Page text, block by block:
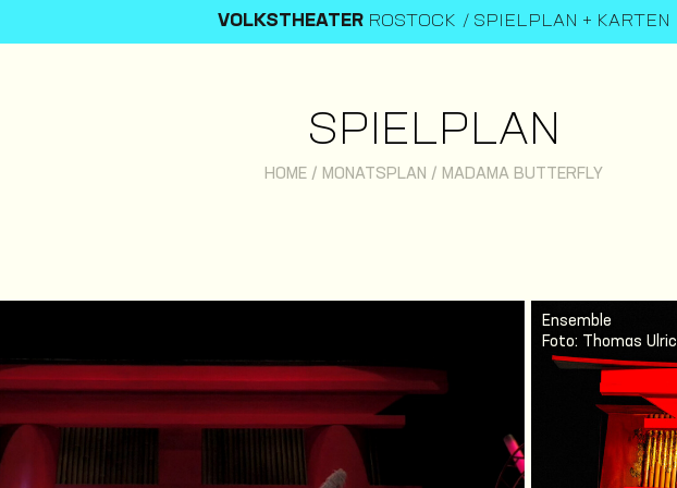
VOLKSTHEATER ROSTOCK SPIELPLAN + KARTEN
SPIELPLAN
HOME/ MONATSPLAN / MADAMA BUTTERFLY
Ensemble
Foto: Thomas